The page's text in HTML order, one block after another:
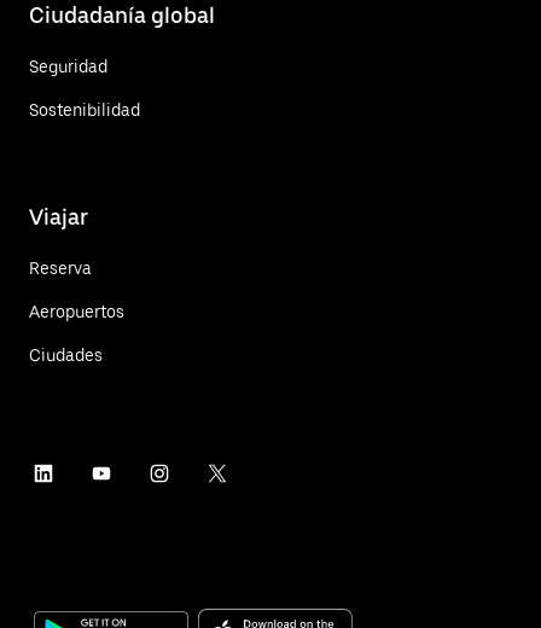
Ciudadanía global
Seguridad
Sostenibilidad
Viajar
Reserva
Aeropuertos
Ciudades